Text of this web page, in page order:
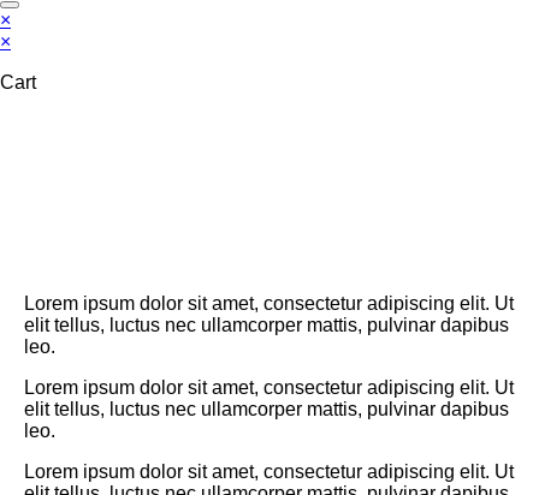
×
×
Cart
Lorem ipsum dolor sit amet, consectetur adipiscing elit. Ut
elit tellus, luctus nec ullamcorper mattis, pulvinar dapibus
leo.
Lorem ipsum dolor sit amet, consectetur adipiscing elit. Ut
elit tellus, luctus nec ullamcorper mattis, pulvinar dapibus
leo.
Lorem ipsum dolor sit amet, consectetur adipiscing elit. Ut